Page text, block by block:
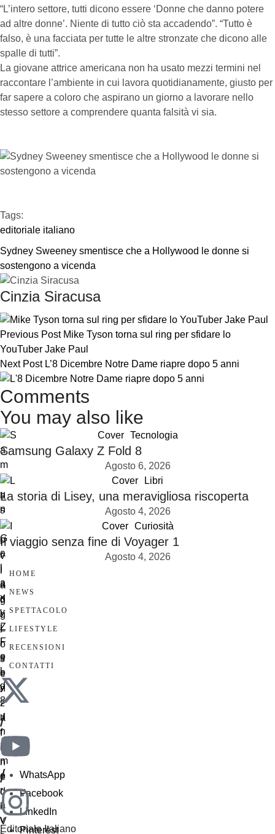
“L’intero settore, tutti dicono essere ‘Donne che danno potere
ad altre donne’. Niente di tutto ciò sta accadendo”. “Tutto è
falso, è una facciata per tutte le altre stronzate che dicono alle
spalle di tutti”.
La giovane attrice americana non ha usato mezzi termini nel
raccontare l’ambiente in cui lavora quotidianamente, giusto per
far sapere a coloro che aspirano un giorno a lavorare nello
stesso settore a comprendere quanta falsità vi sia.
Tags:
editoriale italiano
Sydney Sweeney smentisce che a Hollywood le donne si
sostengono a vicenda
Cinzia Siracusa
Previous Post Mike Tyson torna sul ring per sfidare lo
YouTuber Jake Paul
Next Post L’8 Dicembre Notre Dame riapre dopo 5 anni
Comments
You may also like
Cover Tecnologia
Samsung Galaxy Z Fold 8
Agosto 6, 2026
Cover
Libri
La storia di Lisey, una meravigliosa riscoperta
Agosto 4, 2026
Cover
Curiosità
Il viaggio senza fine di Voyager 1
Agosto 4, 2026
HOME
NEWS
SPETTACOLO
LIFESTYLE
RECENSIONI
CONTATTI
/
/
Editoriale Italiano
WhatsApp
Facebook
LinkedIn
Pinterest